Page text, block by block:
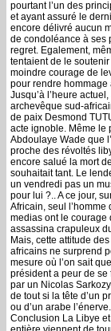
pourtant l’un des
et ayant assuré le
encore délivré aucun
de condoléance à ses
regret. Egalement,
tentaient de le soutenir
moindre courage de
pour rendre hommage
Jusqu’à l’heure
archevêque sud-
de paix Desmond
acte ignoble. Même le
Abdoulaye Wade que
proche des révoltés
encore salué la mort de
souhaitait tant. Le
un vendredi pas un
pour lui ?.. A ce jour,
Africain, seul l’homme
medias ont le courage
assassina crapuleux
Mais, cette attitude
africains ne surprend
mesure où l’on sait
président a peur de se
par un Nicolas
de tout si la tête d’un
ou d’un arabe l’énerve.
Conclusion La Libye et